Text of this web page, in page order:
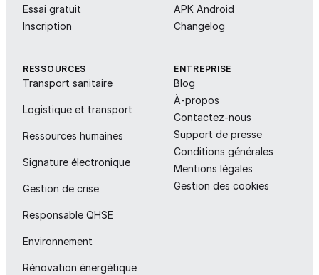
Essai gratuit
Inscription
APK Android
Changelog
RESSOURCES
Transport sanitaire
Logistique et transport
Ressources humaines
Signature électronique
Gestion de crise
Responsable QHSE
Environnement
Rénovation énergétique
ENTREPRISE
Blog
À-propos
Contactez-nous
Support de presse
Conditions générales
Mentions légales
Gestion des cookies